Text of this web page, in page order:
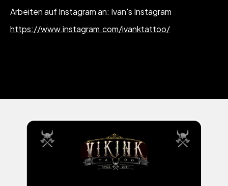
Arbeiten auf Instagram an: Ivan's Instagram
https://www.instagram.com/ivanktattoo/